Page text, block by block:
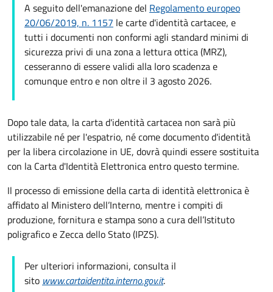
A seguito dell'emanazione del Regolamento europeo
20/06/2019, n. 1157 le carte d'identità cartacee, e
tutti i documenti non conformi agli standard minimi di
sicurezza privi di una zona a lettura ottica (MRZ),
cesseranno di essere validi alla loro scadenza e
comunque entro e non oltre il 3 agosto 2026.
Dopo tale data, la carta d'identità cartacea non sarà più
utilizzabile né per l'espatrio, né come documento d'identità
per la libera circolazione in UE, dovrà quindi essere sostituita
con la Carta d'Identità Elettronica entro questo termine.
Il processo di emissione della carta di identità elettronica è
affidato al Ministero dell’Interno, mentre i compiti di
produzione, fornitura e stampa sono a cura dell’Istituto
poligrafico e Zecca dello Stato (IPZS).
Per ulteriori informazioni, consulta il
sito www.cartaidentita.interno.gov.it.